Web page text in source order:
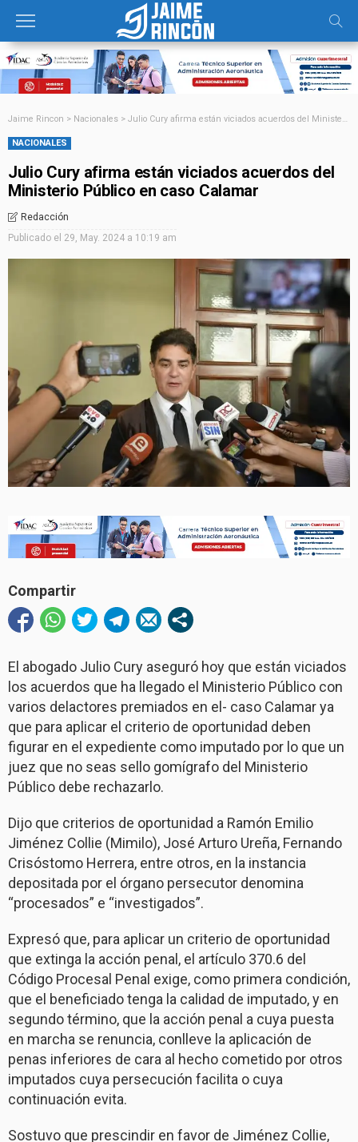
Jaime Rincon > Nacionales > Julio Cury afirma están viciados acuerdos del Ministerio Público en caso Calamar
NACIONALES
Julio Cury afirma están viciados acuerdos del
Ministerio Público en caso Calamar
Redacción
Publicado el 29, May. 2024 a 10:19 am
Compartir
El abogado Julio Cury aseguró hoy que están viciados
los acuerdos que ha llegado el Ministerio Público con
varios delactores premiados en el- caso Calamar ya
que para aplicar el criterio de oportunidad deben
figurar en el expediente como imputado por lo que un
juez que no seas sello gomígrafo del Ministerio
Público debe rechazarlo.
Dijo que criterios de oportunidad a Ramón Emilio
Jiménez Collie (Mimilo), José Arturo Ureña, Fernando
Crisóstomo Herrera, entre otros, en la instancia
depositada por el órgano persecutor denomina
“procesados” e “investigados”.
Expresó que, para aplicar un criterio de oportunidad
que extinga la acción penal, el artículo 370.6 del
Código Procesal Penal exige, como primera condición,
que el beneficiado tenga la calidad de imputado, y en
segundo término, que la acción penal a cuya puesta
en marcha se renuncia, conlleve la aplicación de
penas inferiores de cara al hecho cometido por otros
imputados cuya persecución facilita o cuya
continuación evita.
Sostuvo que prescindir en favor de Jiménez Collie,